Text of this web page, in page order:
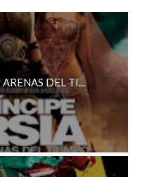
DEL TI...